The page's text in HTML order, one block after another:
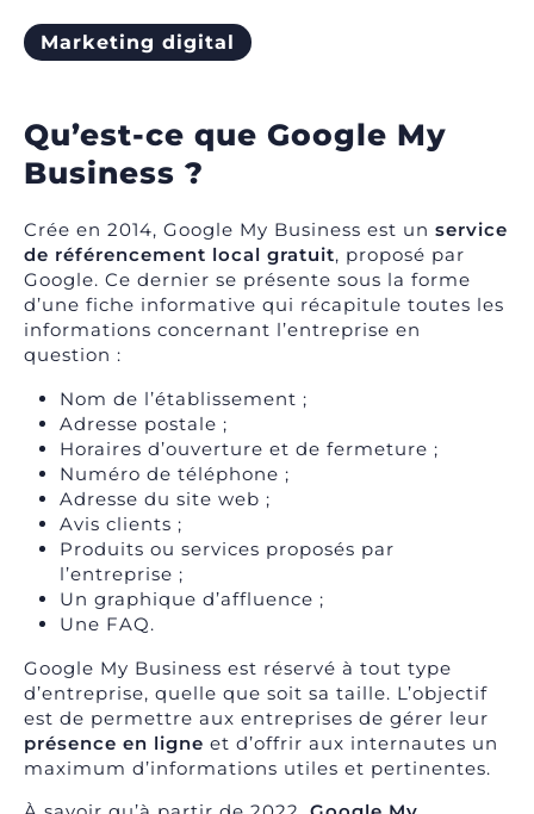
Marketing digital
Qu’est-ce que Google My
Business ?
Crée en 2014, Google My Business est un service
de référencement local gratuit, proposé par
Google. Ce dernier se présente sous la forme
d’une fiche informative qui récapitule toutes les
informations concernant l’entreprise en
question :
Nom de l’établissement ;
Adresse postale ;
Horaires d’ouverture et de fermeture ;
Numéro de téléphone ;
Adresse du site web ;
Avis clients ;
Produits ou services proposés par
l’entreprise ;
Un graphique d’affluence ;
Une FAQ.
Google My Business est réservé à tout type
d’entreprise, quelle que soit sa taille. L’objectif
est de permettre aux entreprises de gérer leur
présence en ligne et d’offrir aux internautes un
maximum d’informations utiles et pertinentes.